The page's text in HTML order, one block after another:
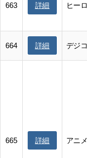
663 詳細 ヒー
664 詳細 デジ
665 詳細 アニ